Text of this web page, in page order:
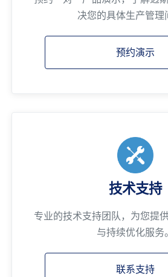
决您的具体生产管理
预约演示
技术支持
专业的技术支持团队，为您提
与持续优化服务。
联系支持